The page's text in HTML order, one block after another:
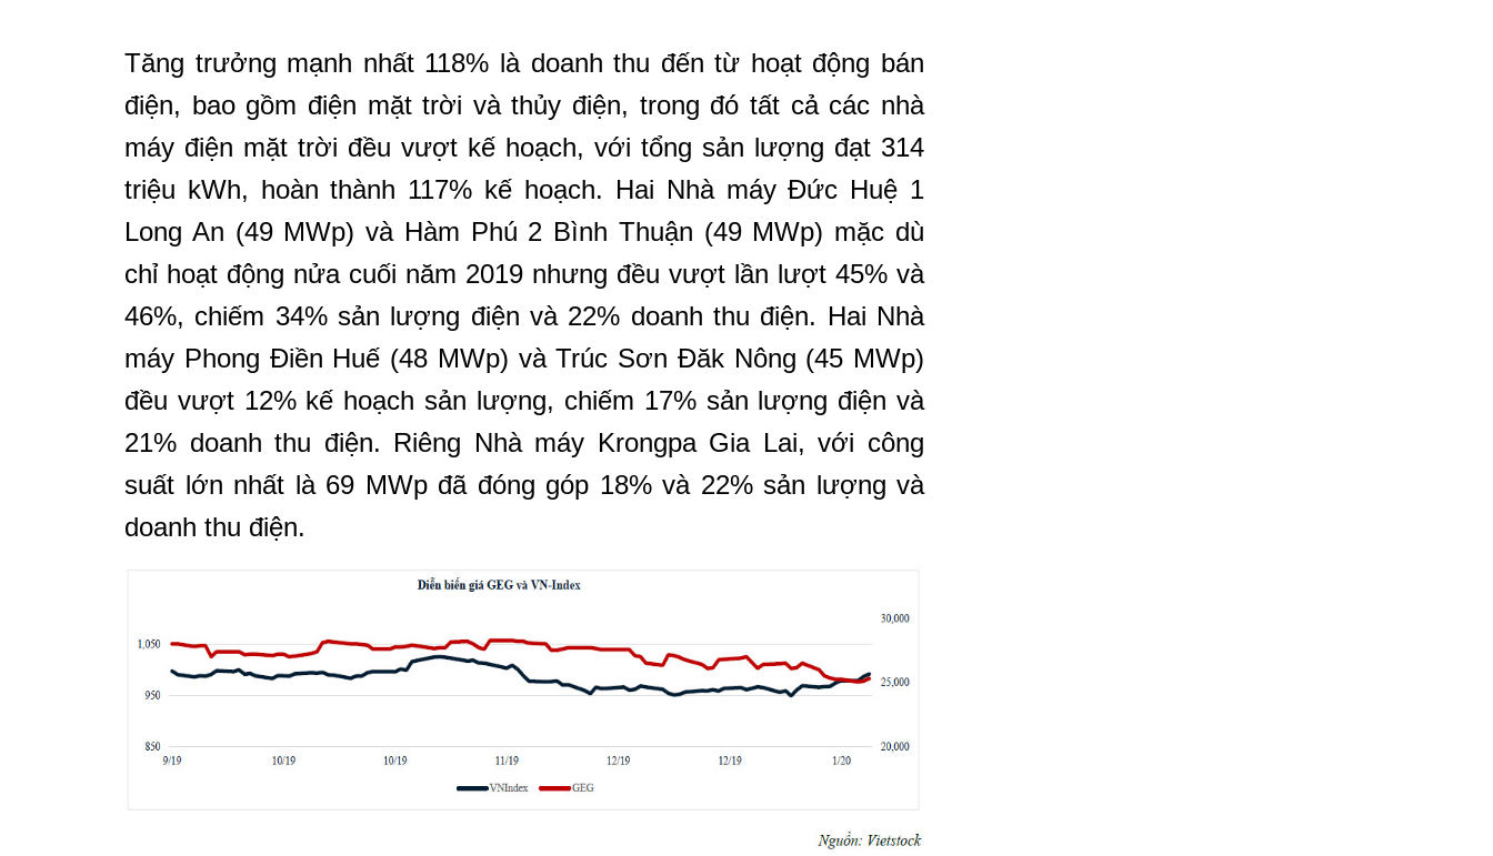
Tăng trưởng mạnh nhất 118% là doanh thu đến từ hoạt động bán
điện, bao gồm điện mặt trời và thủy điện, trong đó tất cả các nhà
máy điện mặt trời đều vượt kế hoạch, với tổng sản lượng đạt 314
triệu kWh, hoàn thành 117% kế hoạch. Hai Nhà máy Đức Huệ 1
Long An (49 MWp) và Hàm Phú 2 Bình Thuận (49 MWp) mặc dù
chỉ hoạt động nửa cuối năm 2019 nhưng đều vượt lần lượt 45% và
46%, chiếm 34% sản lượng điện và 22% doanh thu điện. Hai Nhà
máy Phong Điền Huế (48 MWp) và Trúc Sơn Đăk Nông (45 MWp)
đều vượt 12% kế hoạch sản lượng, chiếm 17% sản lượng điện và
21% doanh thu điện. Riêng Nhà máy Krongpa Gia Lai, với công
suất lớn nhất là 69 MWp đã đóng góp 18% và 22% sản lượng và
doanh thu điện.